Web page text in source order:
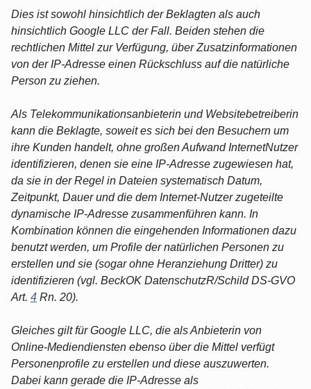
Dies ist sowohl hinsichtlich der Beklagten als auch
hinsichtlich Google LLC der Fall. Beiden stehen die
rechtlichen Mittel zur Verfügung, über Zusatzinformationen
von der IP-Adresse einen Rückschluss auf die natürliche
Person zu ziehen.
Als Telekommunikationsanbieterin und Websitebetreiberin
kann die Beklagte, soweit es sich bei den Besuchern um
ihre Kunden handelt, ohne großen Aufwand InternetNutzer
identifizieren, denen sie eine IP-Adresse zugewiesen hat,
da sie in der Regel in Dateien systematisch Datum,
Zeitpunkt, Dauer und die dem Internet-Nutzer zugeteilte
dynamische IP-Adresse zusammenführen kann. In
Kombination können die eingehenden Informationen dazu
benutzt werden, um Profile der natürlichen Personen zu
erstellen und sie (sogar ohne Heranziehung Dritter) zu
identifizieren (vgl. BeckOK DatenschutzR/Schild DS-GVO
Art. 4 Rn. 20).
Gleiches gilt für Google LLC, die als Anbieterin von
Online-Mediendiensten ebenso über die Mittel verfügt
Personenprofile zu erstellen und diese auszuwerten.
Dabei kann gerade die IP-Adresse als